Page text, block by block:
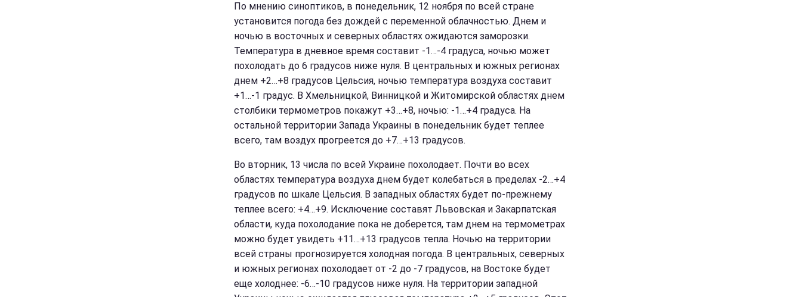
По мнению синоптиков, в понедельник, 12 ноября по всей стране
установится погода без дождей с переменной облачностью. Днем и
ночью в восточных и северных областях ожидаются заморозки.
Температура в дневное время составит -1…-4 градуса, ночью может
похолодать до 6 градусов ниже нуля. В центральных и южных регионах
днем +2…+8 градусов Цельсия, ночью температура воздуха составит
+1…-1 градус. В Хмельницкой, Винницкой и Житомирской областях днем
столбики термометров покажут +3…+8, ночью: -1…+4 градуса. На
остальной территории Запада Украины в понедельник будет теплее
всего, там воздух прогреется до +7…+13 градусов.
Во вторник, 13 числа по всей Украине похолодает. Почти во всех
областях температура воздуха днем будет колебаться в пределах -2…+4
градусов по шкале Цельсия. В западных областях будет по-прежнему
теплее всего: +4…+9. Исключение составят Львовская и Закарпатская
области, куда похолодание пока не доберется, там днем на термометрах
можно будет увидеть +11…+13 градусов тепла. Ночью на территории
всей страны прогнозируется холодная погода. В центральных, северных
и южных регионах похолодает от -2 до -7 градусов, на Востоке будет
еще холоднее: -6…-10 градусов ниже нуля. На территории западной